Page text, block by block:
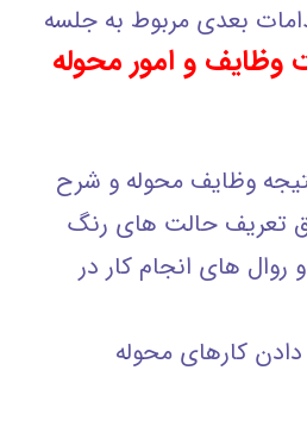
بعدی مربوط به جلسه
وظایف محوله و شرح
تعریف حالت های رنگ
روال های انجام کار در
کارهای محوله